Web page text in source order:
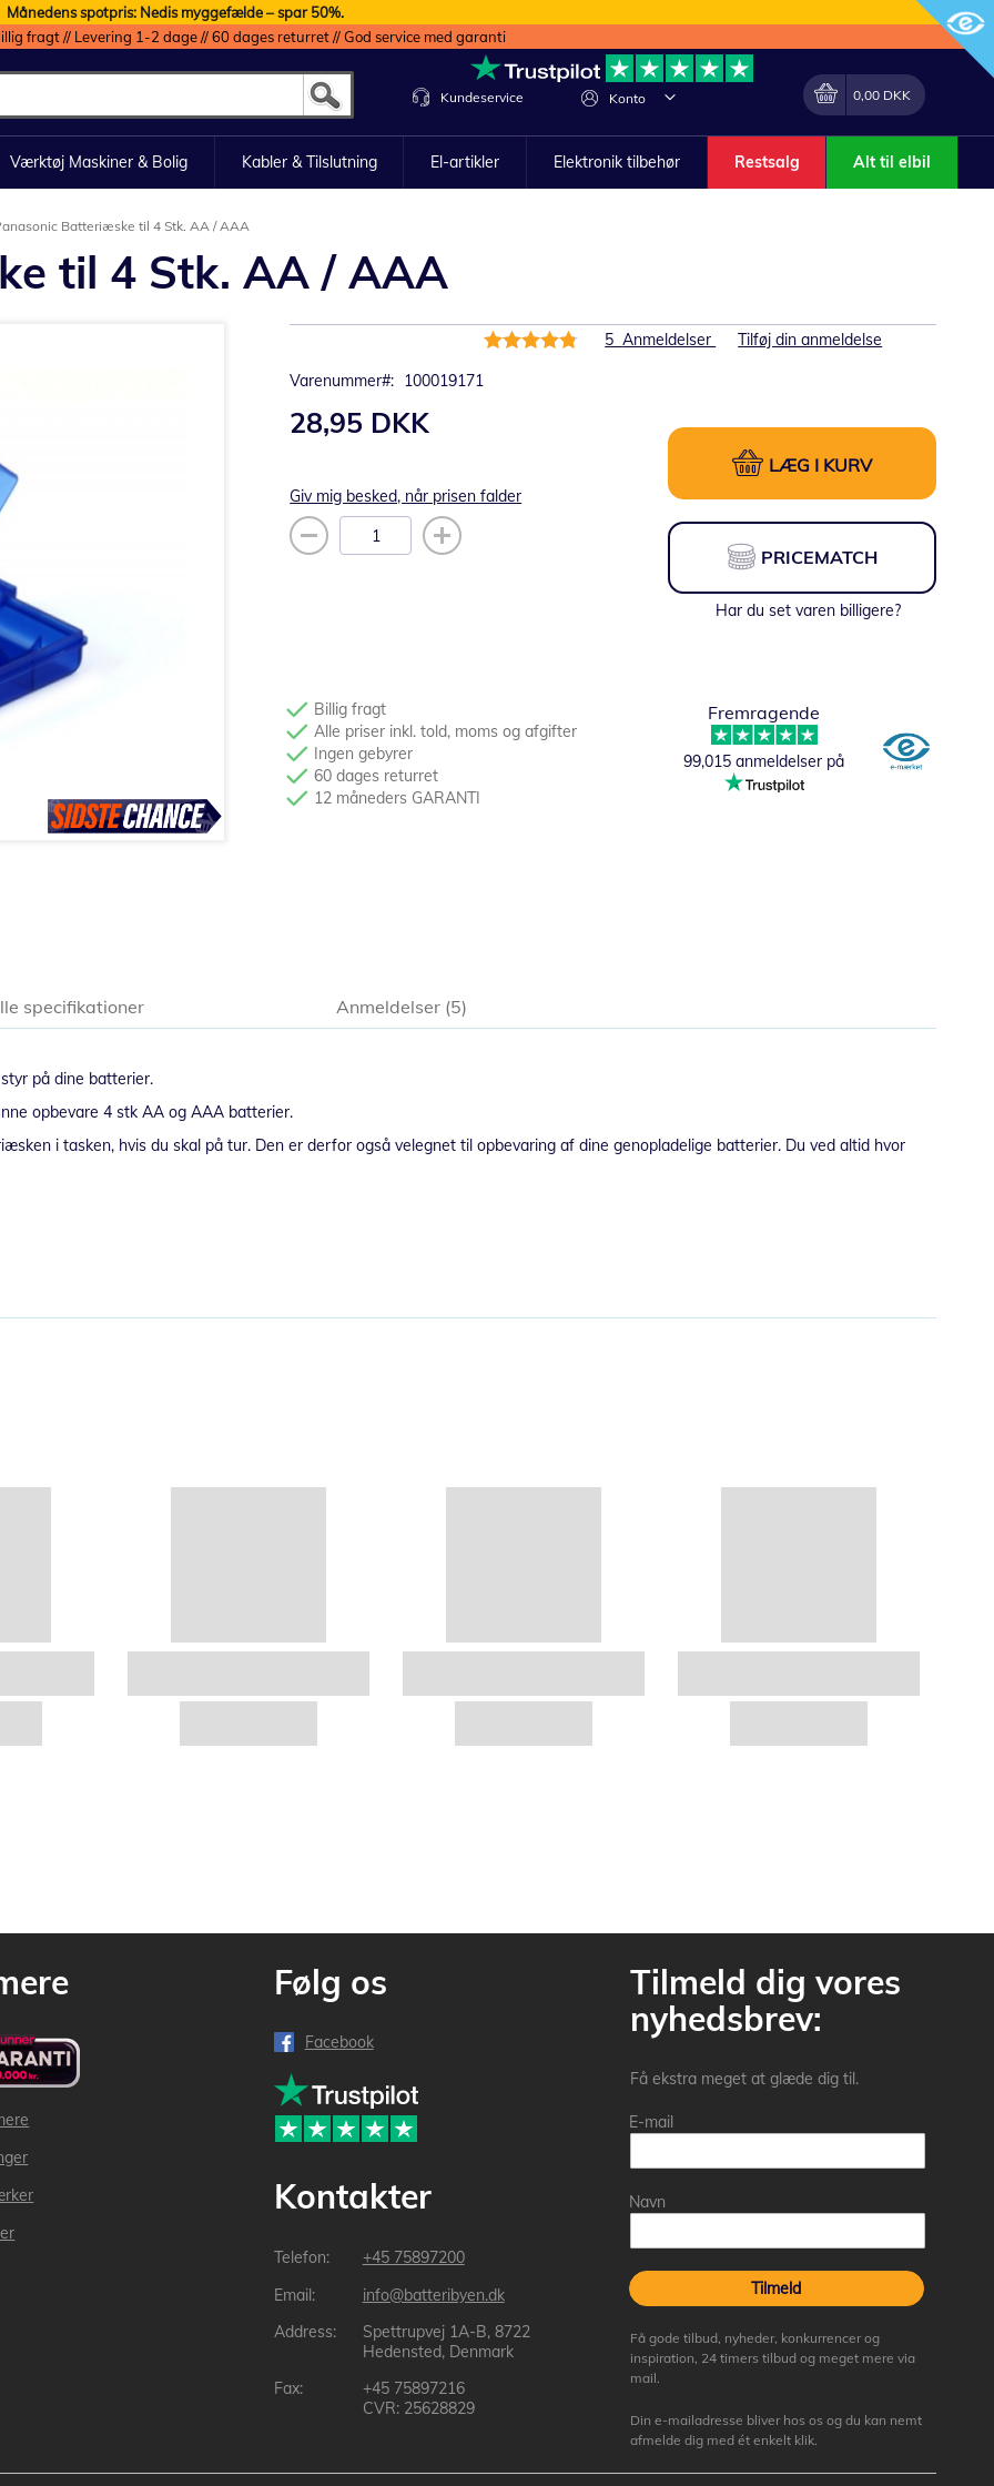
Månedens spotpris: Nedis myggefælde – spar 50%.
fragt // Levering 1-2 dage // 60 dages returret // God service med garanti
Konto
Lave
Min indkøbskurv
0,00 DKK
Kundeservice
Værktøj Maskiner & Bolig Kabler & Tilslutning El-artikler Elektronik tilbehør Restsalg Alt til elbil
Batteriæske til 4 Stk. AA / AAA
til 4 Stk. AA / AAA
Varenummer 100019171
Bedømmelse:
5Anmeldelser Tilføj din anmeldelse
28,95 DKK
Giv mig besked, når prisen falder
LÆG I KURV
PRICEMATCH
Har du set varen billigere?
Billig fragt
Alle priser inkl. told, moms og afgifter
Ingen gebyrer
60 dages returret
12 måneders GARANTI
Fremragende
99,015 anmeldelser på
på dine batterier.
opbevare 4 stk AA og AAA batterier.
i tasken, hvis du skal på tur. Den er derfor også velegnet til opbevaring af dine genopladelige batterier. Du ved altid hvor
specifikationer Anmeldelser 5
Følg os
Facebook
Kontakter
+45 75897200
info@batteribyen.dk
Spettrupvej 1A-B, 8722
Hedensted, Denmark
+45 75897216
CVR: 25628829
Tilmeld dig vores
nyhedsbrev:
Få ekstra meget at glæde dig til.
E-mail
Navn
Tilmeld
Få gode tilbud, nyheder, konkurrencer og
inspiration, 24 timers tilbud og meget mere via
mail.
Din e-mailadresse bliver hos os og du kan nemt
afmelde dig med ét enkelt klik.